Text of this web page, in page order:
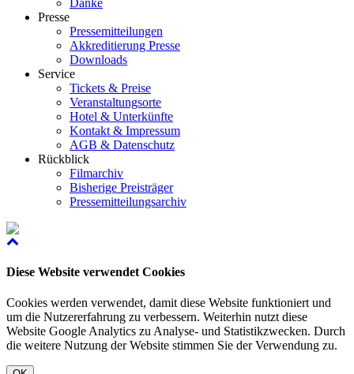
Presse
Pressemitteilungen
Akkreditierung Presse
Downloads
Service
Tickets & Preise
Veranstaltungsorte
Hotel & Unterkünfte
Kontakt & Impressum
AGB & Datenschutz
Rückblick
Filmarchiv
Bisherige Preisträger
Pressemitteilungsarchiv
Diese Website verwendet Cookies
Cookies werden verwendet, damit diese Website funktioniert und
um die Nutzererfahrung zu verbessern. Weiterhin nutzt diese
Website Google Analytics zu Analyse- und Statistikzwecken. Durch
die weitere Nutzung der Website stimmen Sie der Verwendung zu.